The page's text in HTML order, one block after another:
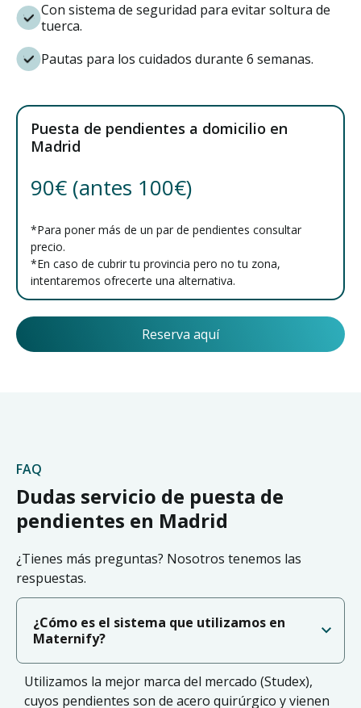
Con sistema de seguridad para evitar soltura de
tuerca.
Pautas para los cuidados durante 6 semanas.
Puesta de pendientes a domicilio en
Madrid
90€ (antes 100€)
*Para poner más de un par de pendientes consultar
precio.
*En caso de cubrir tu provincia pero no tu zona,
intentaremos ofrecerte una alternativa.
Reserva aquí
FAQ
Dudas servicio de puesta de
pendientes en Madrid
¿Tienes más preguntas? Nosotros tenemos las
respuestas.
¿Cómo es el sistema que utilizamos en
Maternify?
Utilizamos la mejor marca del mercado (Studex),
cuyos pendientes son de acero quirúrgico y vienen